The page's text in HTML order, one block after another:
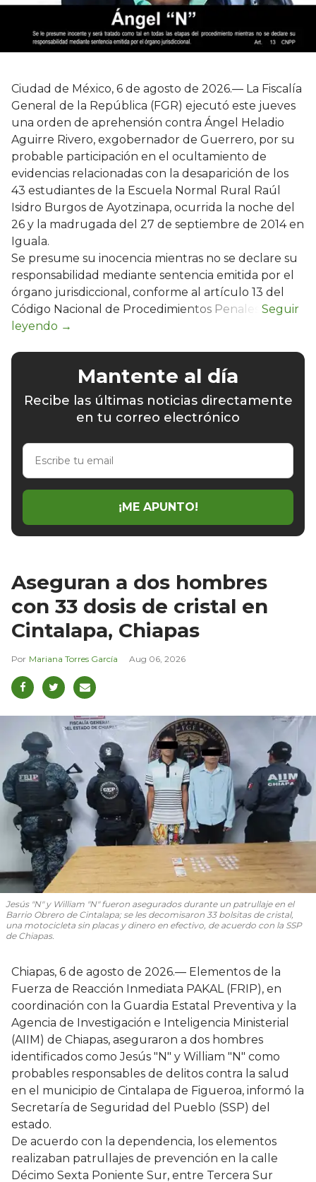
Ciudad de México, 6 de agosto de 2026.— La Fiscalía
General de la República (FGR) ejecutó este jueves
una orden de aprehensión contra Ángel Heladio
Aguirre Rivero, exgobernador de Guerrero, por su
probable participación en el ocultamiento de
evidencias relacionadas con la desaparición de los
43 estudiantes de la Escuela Normal Rural Raúl
Isidro Burgos de Ayotzinapa, ocurrida la noche del
26 y la madrugada del 27 de septiembre de 2014 en
Iguala.
Se presume su inocencia mientras no se declare su
responsabilidad mediante sentencia emitida por el
órgano jurisdiccional, conforme al artículo 13 del
Código Nacional de Procedimientos Penales.
Mantente al día
Recibe las últimas noticias directamente
en tu correo electrónico
Escribe
email
¡ME APUNTO!
Aseguran a dos hombres
con 33 dosis de cristal en
Cintalapa, Chiapas
Mariana Torres García Aug 06, 2026
Jesús "N" y William "N" fueron asegurados durante un patrullaje en el
Barrio Obrero de Cintalapa; se les decomisaron 33 bolsitas de cristal,
una motocicleta sin placas y dinero en efectivo, de acuerdo con la SSP
de Chiapas.
Chiapas, 6 de agosto de 2026.— Elementos de la
Fuerza de Reacción Inmediata PAKAL (FRIP), en
coordinación con la Guardia Estatal Preventiva y la
Agencia de Investigación e Inteligencia Ministerial
(AIIM) de Chiapas, aseguraron a dos hombres
identificados como Jesús "N" y William "N" como
probables responsables de delitos contra la salud
en el municipio de Cintalapa de Figueroa, informó la
Secretaría de Seguridad del Pueblo (SSP) del
estado.
De acuerdo con la dependencia, los elementos
realizaban patrullajes de prevención en la calle
Décimo Sexta Poniente Sur, entre Tercera Sur